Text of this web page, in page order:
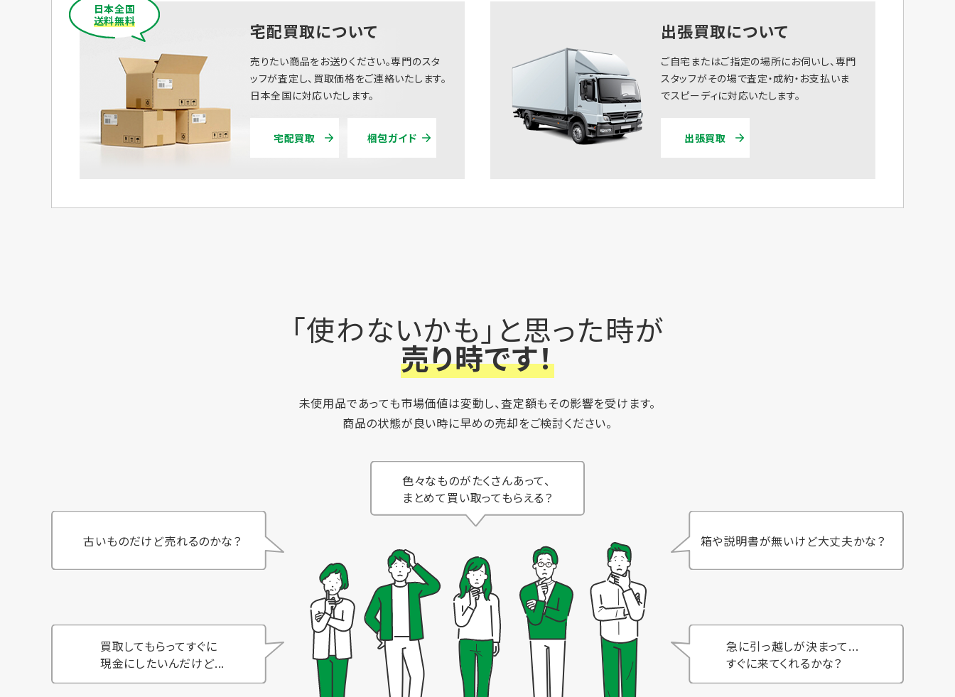
宅配買取について
日本全国
送料無料
売りたい商品をお送りください。専門のスタ
ッフが査定し、買取価格をご連絡いたします。
日本全国に対応いたします。
宅配買取 梱包ガイド
出張買取について
ご自宅またはご指定の場所にお伺いし、専門
スタッフがその場で査定・成約・お支払いま
でスピーディに対応いたします。
出張買取
「使わないかも」と思った時が
売り時です！
未使用品であっても市場価値は変動し、査定額もその影響を受けます。
商品の状態が良い時に早めの売却をご検討ください。
色々なものがたくさんあって、
まとめて買い取ってもらえる？
古いものだけど売れるのかな？ 箱や説明書が無いけど大丈夫かな？
買取してもらってすぐに
現金にしたいんだけど...
急に引っ越しが決まって...
すぐに来てくれるかな？